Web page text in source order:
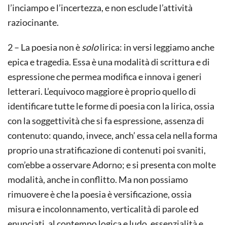
l’inciampo e l’incertezza, e non esclude l’attività
raziocinante.
2 – La poesia non èsololirica: in versi leggiamo anche
epica e tragedia. Essa è una modalità di scrittura e di
espressione che permea modifica e innova i generi
letterari. L’equivoco maggiore è proprio quello di
identificare tutte le forme di poesia con la lirica, ossia
con la soggettività che si fa espressione, assenza di
contenuto: quando, invece, anch’ essa cela nella forma
proprio una stratificazione di contenuti poi svaniti,
com’ebbe a osservare Adorno; e si presenta con molte
modalità, anche in conflitto. Ma non possiamo
rimuovere è che la poesia è versificazione, ossia
misura e incolonnamento, verticalità di parole ed